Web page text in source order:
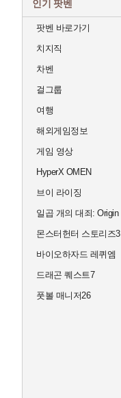
인기 팟벤
팟벤 바로가기
치지직
차벤
걸그룹
여행
해외게임정보
게임 영상
HyperX OMEN
브이 라이징
일곱 개의 대죄: Origin
몬스터헌터 스토리즈3
바이오하자드 레퀴엠
드래곤 퀘스트7
풋볼 매니저26